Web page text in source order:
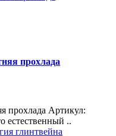
прохлада
прохлада Артикул:
естественный ..